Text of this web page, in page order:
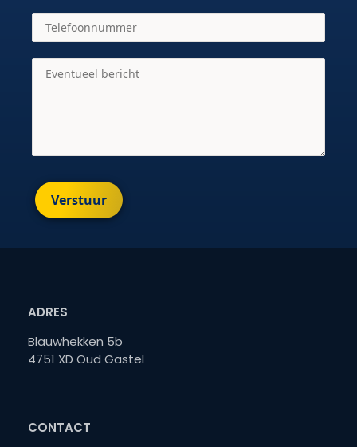
Verstuur
ADRES
Blauwhekken 5b
4751 XD Oud Gastel
CONTACT